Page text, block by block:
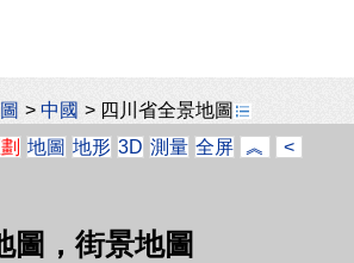
>中國 > 四川省全景地圖
地圖 地形 3D 測量 全屏 ︽ <
圖，街景地圖